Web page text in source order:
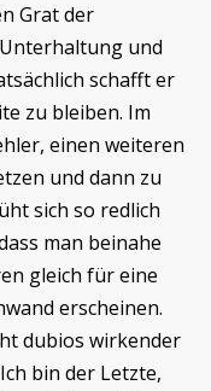
Grat der
und
schafft er
zu bleiben. Im
einen weiteren
und dann zu
sich so redlich
man beinahe
gleich für eine
erscheinen.
dubios wirkender
bin der Letzte,